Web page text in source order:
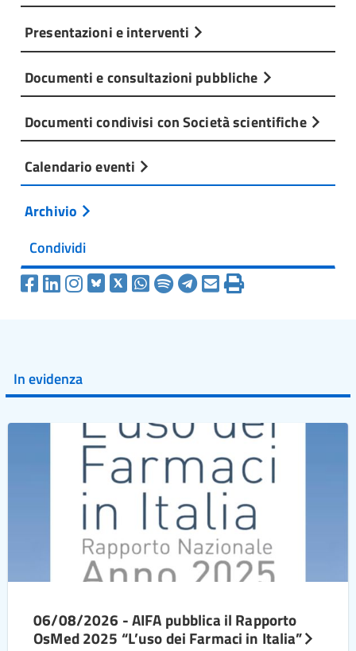
Presentazioni e interventi
Documenti e consultazioni pubbliche
Documenti condivisi con Società scientifiche
Calendario eventi
Archivio
Condividi
In evidenza
06/08/2026 - AIFA pubblica il Rapporto
OsMed 2025 “L’uso dei Farmaci in Italia”